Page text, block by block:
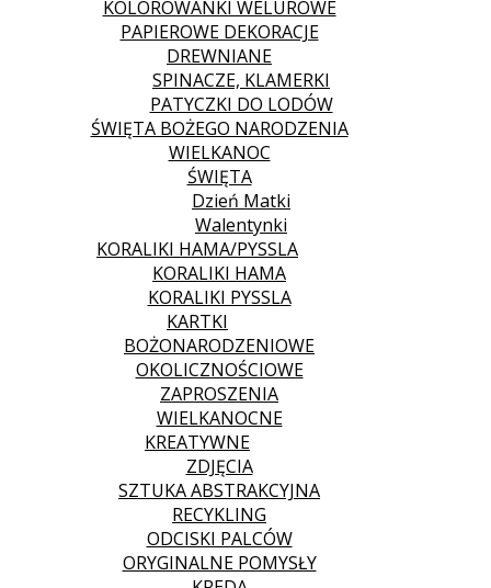
KOLOROWANKI WELUROWE
PAPIEROWE DEKORACJE
DREWNIANE
SPINACZE, KLAMERKI
PATYCZKI DO LODÓW
ŚWIĘTA BOŻEGO NARODZENIA
WIELKANOC
ŚWIĘTA
Dzień Matki
Walentynki
KORALIKI HAMA/PYSSLA
KORALIKI HAMA
KORALIKI PYSSLA
KARTKI
BOŻONARODZENIOWE
OKOLICZNOŚCIOWE
ZAPROSZENIA
WIELKANOCNE
KREATYWNE
ZDJĘCIA
SZTUKA ABSTRAKCYJNA
RECYKLING
ODCISKI PALCÓW
ORYGINALNE POMYSŁY